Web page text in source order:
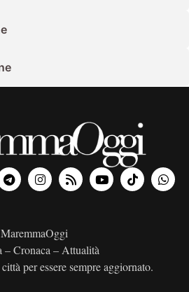
MaremmaOggi
– Cronaca – Attualità
per essere sempre aggiornato.